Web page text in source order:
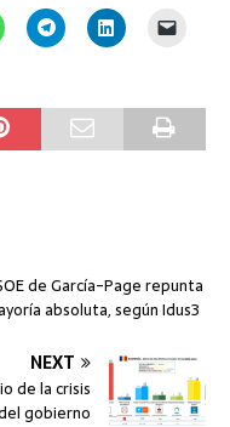
de García-Page repunta
absoluta, según Idus3
NEXT
de la crisis
gobierno